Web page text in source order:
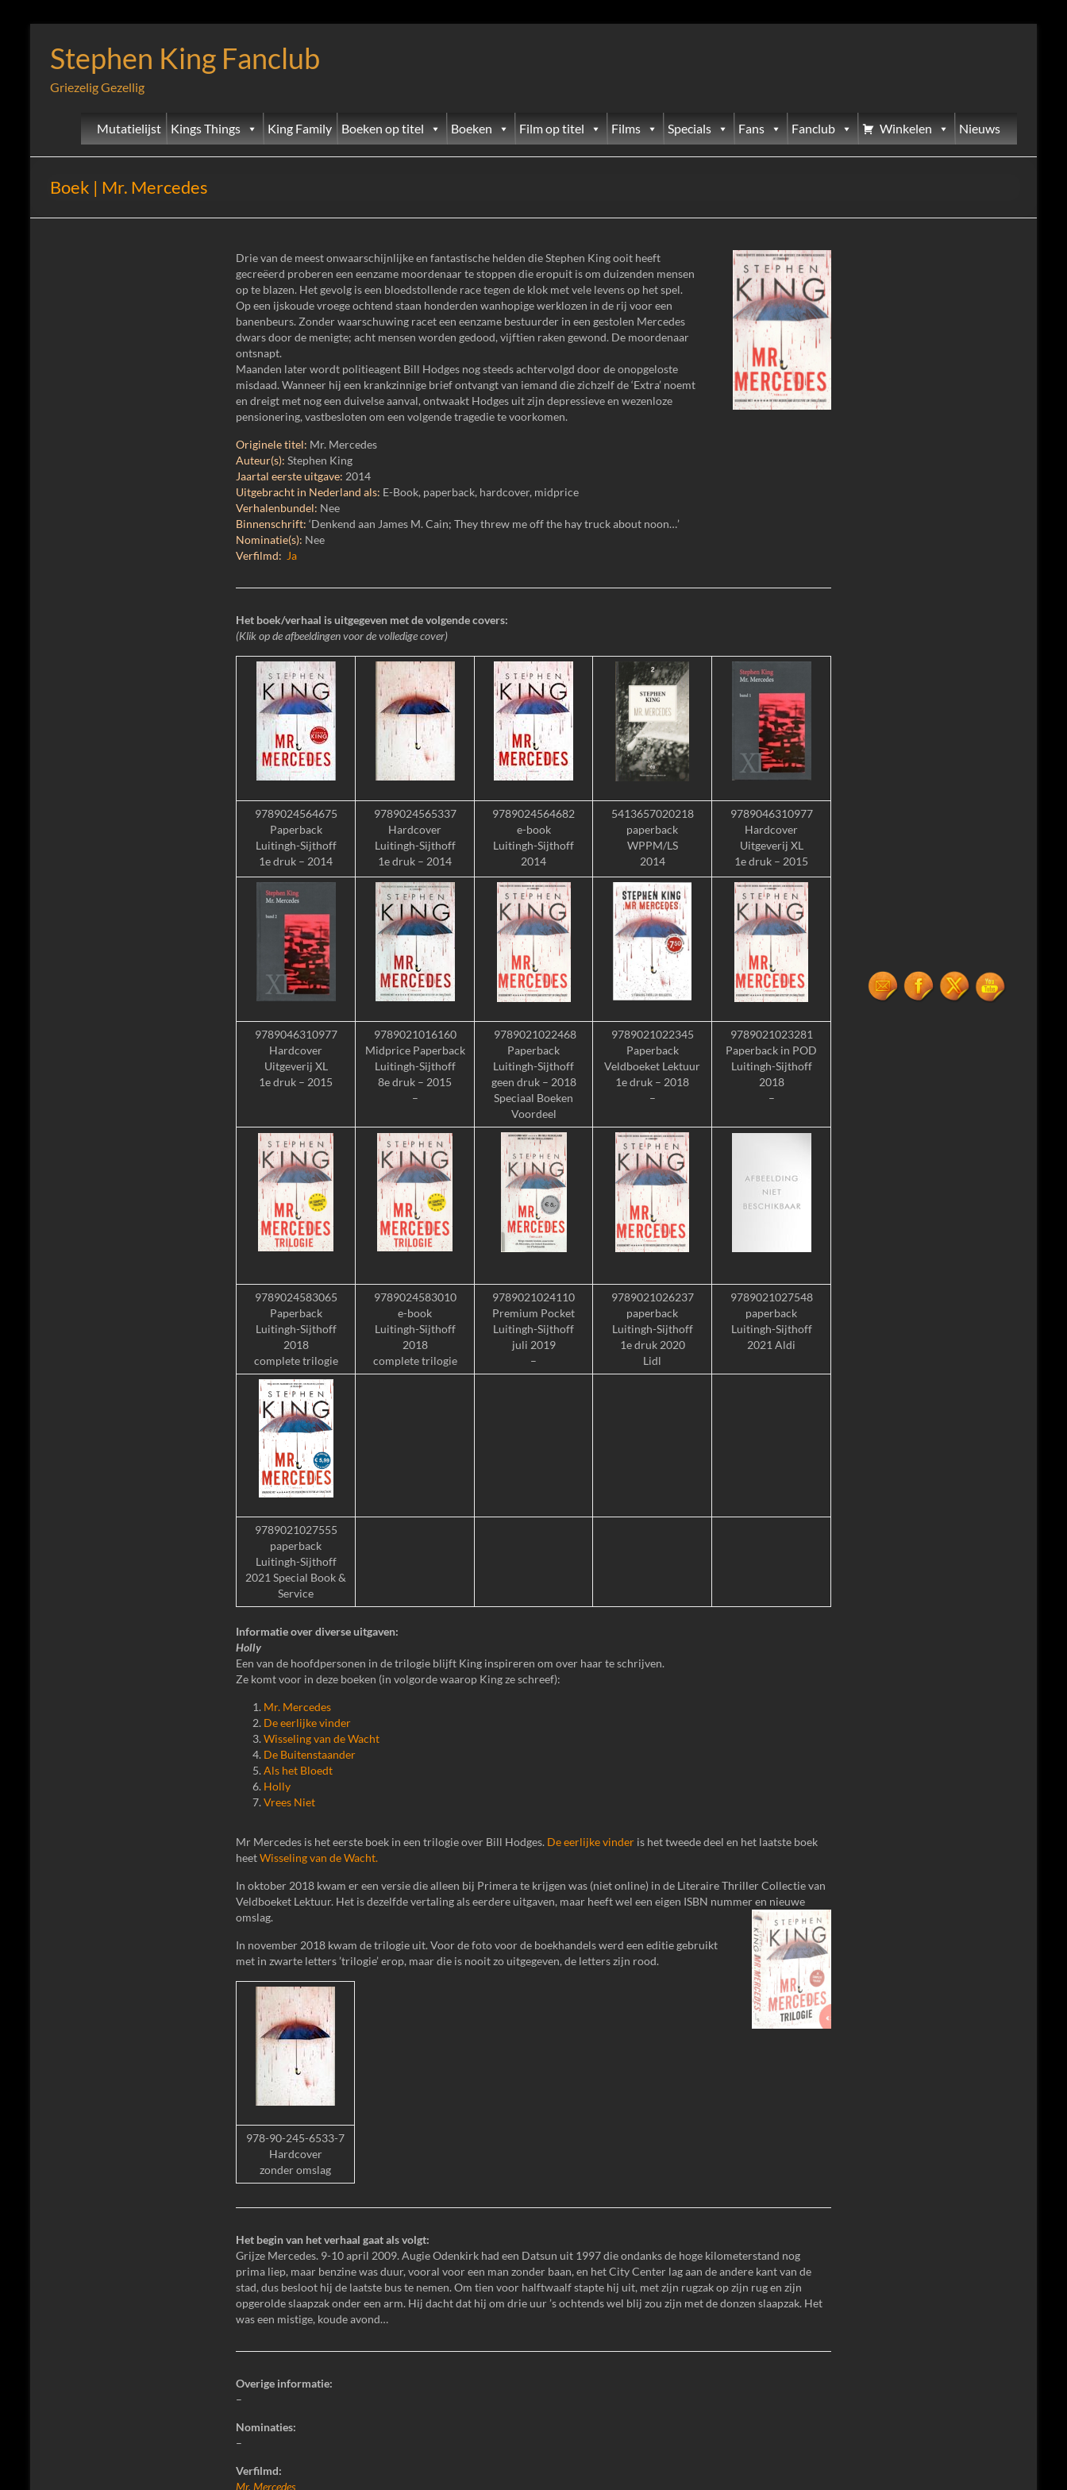
Stephen King Fanclub
Griezelig Gezellig
Mutatielijst Kings Things King Family Boeken op titel Boeken Film op titel Films Specials Fans Fanclub Winkelen Nieuws
Boek | Mr. Mercedes
Drie van de meest onwaarschijnlijke en fantastische helden die Stephen King ooit heeft
gecreëerd proberen een eenzame moordenaar te stoppen die eropuit is om duizenden mensen
op te blazen. Het gevolg is een bloedstollende race tegen de klok met vele levens op het spel.
Op een ijskoude vroege ochtend staan honderden wanhopige werklozen in de rij voor een
banenbeurs. Zonder waarschuwing racet een eenzame bestuurder in een gestolen Mercedes
dwars door de menigte; acht mensen worden gedood, vijftien raken gewond. De moordenaar
ontsnapt.
Maanden later wordt politieagent Bill Hodges nog steeds achtervolgd door de onopgeloste
misdaad. Wanneer hij een krankzinnige brief ontvangt van iemand die zichzelf de ‘Extra’ noemt
en dreigt met nog een duivelse aanval, ontwaakt Hodges uit zijn depressieve en wezenloze
pensionering, vastbesloten om een volgende tragedie te voorkomen.
Originele titel: Mr. Mercedes
Auteur(s): Stephen King
Jaartal eerste uitgave: 2014
Uitgebracht in Nederland als: E-Book, paperback, hardcover, midprice
Verhalenbundel: Nee
Binnenschrift: ‘Denkend aan James M. Cain; They threw me off the hay truck about noon…’
Nominatie(s): Nee
Verfilmd: Ja
Het boek/verhaal is uitgegeven met de volgende covers:
(Klik op de afbeeldingen voor de volledige cover)
9789024564675
Paperback
Luitingh-Sijthoff
1e druk – 2014
9789024565337
Hardcover
Luitingh-Sijthoff
1e druk – 2014
9789024564682
e-book
Luitingh-Sijthoff
2014
5413657020218
paperback
WPPM/LS
2014
9789046310977
Hardcover
Uitgeverij XL
1e druk – 2015
9789046310977
Hardcover
Uitgeverij XL
1e druk – 2015
9789021016160
Midprice Paperback
Luitingh-Sijthoff
8e druk – 2015
–
9789021022468
Paperback
Luitingh-Sijthoff
geen druk – 2018
Speciaal Boeken
Voordeel
9789021022345
Paperback
Veldboeket Lektuur
1e druk – 2018
–
9789021023281
Paperback in POD
Luitingh-Sijthoff
2018
–
9789024583065
Paperback
Luitingh-Sijthoff
2018
complete trilogie
9789024583010
e-book
Luitingh-Sijthoff
2018
complete trilogie
9789021024110
Premium Pocket
Luitingh-Sijthoff
juli 2019
–
9789021026237
paperback
Luitingh-Sijthoff
1e druk 2020
Lidl
9789021027548
paperback
Luitingh-Sijthoff
2021 Aldi
9789021027555
paperback
Luitingh-Sijthoff
2021 Special Book &
Service
Informatie over diverse uitgaven:
Holly
Een van de hoofdpersonen in de trilogie blijft King inspireren om over haar te schrijven.
Ze komt voor in deze boeken (in volgorde waarop King ze schreef):
Mr. Mercedes
De eerlijke vinder
Wisseling van de Wacht
De Buitenstaander
Als het Bloedt
Holly
Vrees Niet
Mr Mercedes is het eerste boek in een trilogie over Bill Hodges. De eerlijke vinder is het tweede deel en het laatste boek
heetWisseling van de Wacht.
In oktober 2018 kwam er een versie die alleen bij Primera te krijgen was (niet online) in de Literaire Thriller Collectie van
Veldboeket Lektuur. Het is dezelfde vertaling als eerdere uitgaven, maar heeft wel een eigen ISBN nummer en nieuwe
omslag.
In november 2018 kwam de trilogie uit. Voor de foto voor de boekhandels werd een editie gebruikt
met in zwarte letters ’trilogie’ erop, maar die is nooit zo uitgegeven, de letters zijn rood.
978-90-245-6533-7
Hardcover
zonder omslag
Het begin van het verhaal gaat als volgt:
Grijze Mercedes. 9-10 april 2009. Augie Odenkirk had een Datsun uit 1997 die ondanks de hoge kilometerstand nog
prima liep, maar benzine was duur, vooral voor een man zonder baan, en het City Center lag aan de andere kant van de
stad, dus besloot hij de laatste bus te nemen. Om tien voor halftwaalf stapte hij uit, met zijn rugzak op zijn rug en zijn
opgerolde slaapzak onder een arm. Hij dacht dat hij om drie uur ’s ochtends wel blij zou zijn met de donzen slaapzak. Het
was een mistige, koude avond…
Overige informatie:
–
Nominaties:
–
Verfilmd:
Mr. Mercedes